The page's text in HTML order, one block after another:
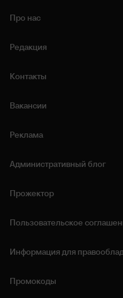
Про нас
Редакция
Контакты
Вакансии
Реклама
Административный блог
Прожектор
Пользовательское
Информация для
Промокоды